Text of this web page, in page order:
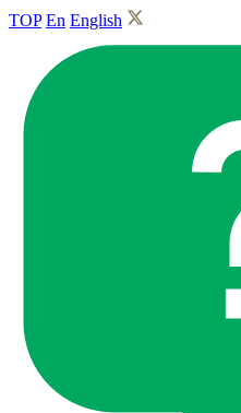
TOP En English